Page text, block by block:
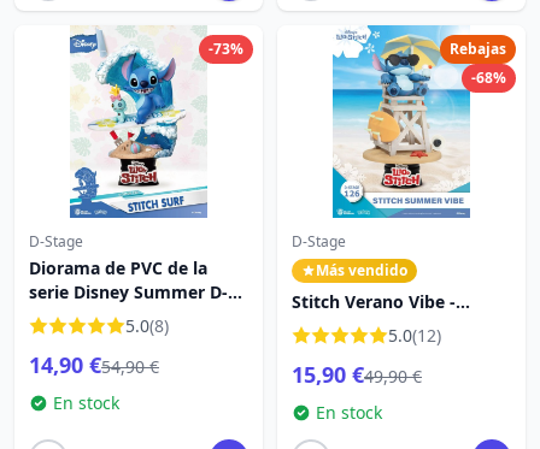
-73%
D-Stage
Diorama de PVC de la
serie Disney Summer D-
Stage Stitch Surf de 15 cm
5.0(8)
14,90 €54,90 €
En stock
Rebajas
-68%
D-Stage
Más vendido
Stitch Verano Vibe -
Disney D-Stage
5.0(12)
15,90 €49,90 €
En stock